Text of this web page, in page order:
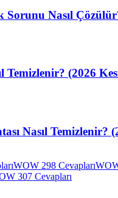
Nasıl
Temizlenir? (2026
Nasıl Temizlenir?
WOW 298 Cevapları
307 Cevapları